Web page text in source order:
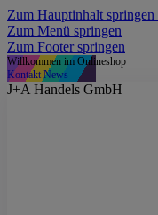
Zum Hauptinhalt springen
Zum Menü springen
Zum Footer springen
Willkommen im Onlineshop
Kontakt News
J+A Handels GmbH